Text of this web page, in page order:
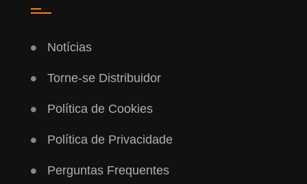
Notícias
Torne-se Distribuidor
Política de Cookies
Política de Privacidade
Perguntas Frequentes